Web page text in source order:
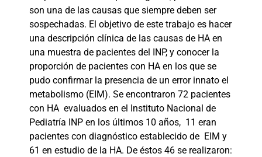
son una de las causas que siempre deben ser
sospechadas. El objetivo de este trabajo es hacer
una descripción clínica de las causas de HA en
una muestra de pacientes del INP, y conocer la
proporción de pacientes con HA en los que se
pudo confirmar la presencia de un error innato el
metabolismo (EIM). Se encontraron 72 pacientes
con HA evaluados en el Instituto Nacional de
Pediatría INP en los últimos 10 años, 11 eran
pacientes con diagnóstico establecido de EIM y
61 en estudio de la HA. De éstos 46 se realizaron: